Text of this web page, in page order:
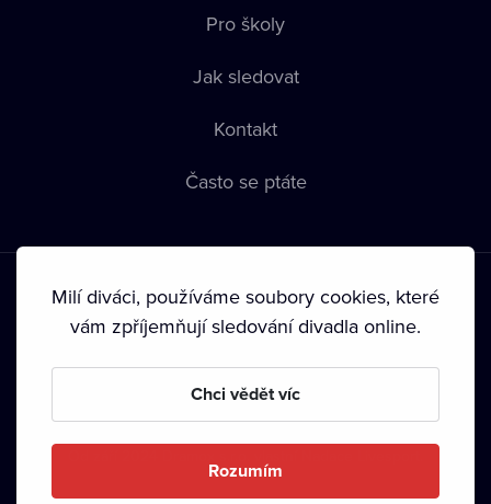
Pro školy
Jak sledovat
Kontakt
Často se ptáte
Podmínky používání • Ochrana soukromí • Zásady používání
• Autorská práva•
Milí diváci, používáme soubory cookies, které
vám zpříjemňují sledování divadla online.
Chci vědět víc
Rozumím